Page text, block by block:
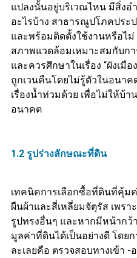
แปลงนั้นอยู่บริเวณไหน มีสิ่งอ
อะไรบ้าง สาธารณูปโภคประ
และพร้อมติดตั้งใช้งานหรือไม่
สภาพแวดล้อมเหมาะสมกับก
และควรศึกษาในเรื่อง “ผังเมื
ถูกเวนคืนโดยไม่รู้ตัวในอนา
เรื่องน้ำท่วมด้วย เพื่อไม่ให้บ้
อนาคต
1.2 รูปร่างลักษณะที่ดิน
เทคนิคการเลือกซื้อที่ดินที่คุ้ม
ผืนผ้าและสี่เหลี่ยมจัตุรัส เพร
รูปทรงอื่นๆ และหากมีหน้ากว้
มูลค่าที่ดินได้เป็นอย่างดี โดย
ละเลยคือ ตรวจสอบทางเข้า